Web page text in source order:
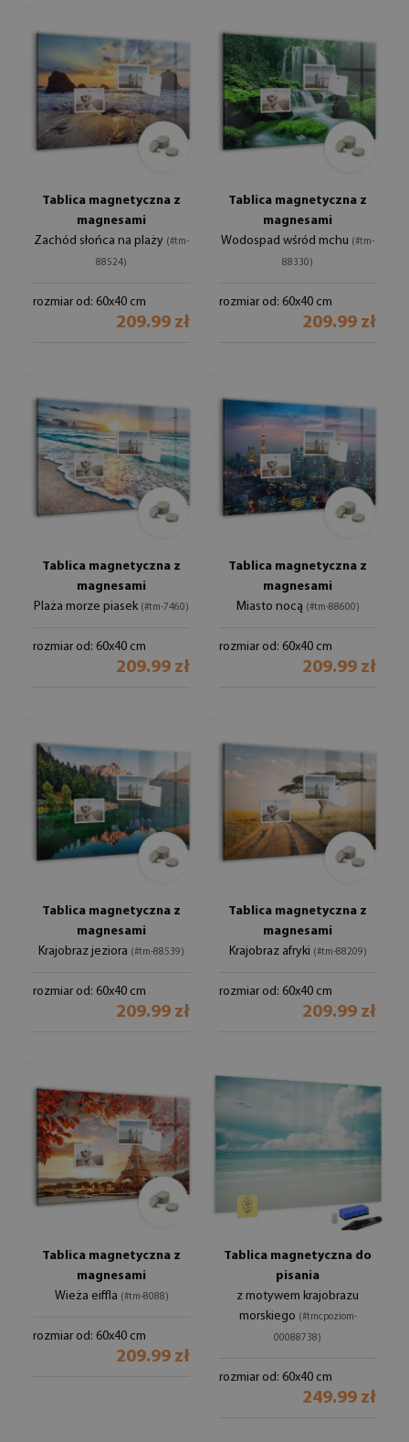
Tablica magnetyczna z
magnesami
Zachód słońca na plaży (#tm-
88524)
rozmiar od: 60x40 cm
209.99 zł
Tablica magnetyczna z
magnesami
Wodospad wśród mchu (#tm-
88330)
rozmiar od: 60x40 cm
209.99 zł
Tablica magnetyczna z
magnesami
Plaża morze piasek (#tm-7460)
rozmiar od: 60x40 cm
209.99 zł
Tablica magnetyczna z
magnesami
Miasto nocą (#tm-88600)
rozmiar od: 60x40 cm
209.99 zł
Tablica magnetyczna z
magnesami
Krajobraz jeziora (#tm-88539)
rozmiar od: 60x40 cm
209.99 zł
Tablica magnetyczna z
magnesami
Krajobraz afryki (#tm-88209)
rozmiar od: 60x40 cm
209.99 zł
Tablica magnetyczna z
magnesami
Wieża eiffla (#tm-8088)
rozmiar od: 60x40 cm
209.99 zł
Tablica magnetyczna do
pisania
z motywem krajobrazu
morskiego (#tmcpoziom-
00088738)
rozmiar od: 60x40 cm
249.99 zł